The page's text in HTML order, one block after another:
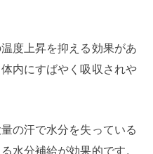
度上昇を抑える効果があ
内にすばやく吸収されや
の汗で水分を失っている
水分補給が効果的です。